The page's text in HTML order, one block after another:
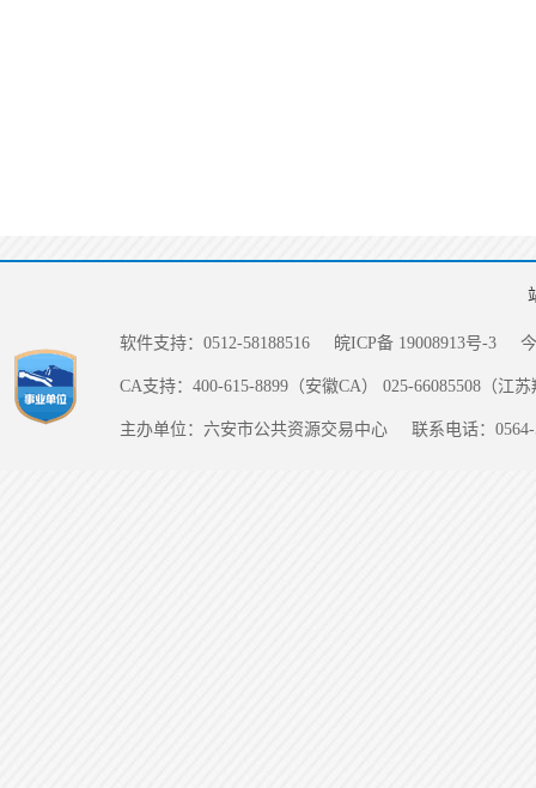
软件支持：0512-58188516 皖ICP备 19008913号-3
CA支持：400-615-8899（安徽CA） 025-66085508（江
主办单位：六安市公共资源交易中心 联系电话：0564-